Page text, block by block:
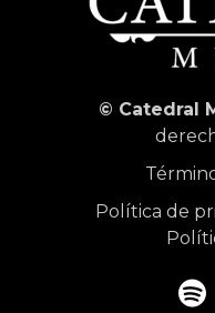
© Catedral
Política de